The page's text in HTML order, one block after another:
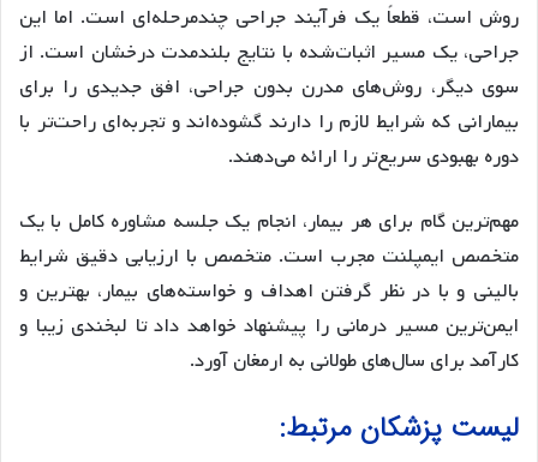
روش است، قطعاً یک فرآیند جراحی چندمرحله‌ای است. اما این
جراحی، یک مسیر اثبات‌شده با نتایج بلندمدت درخشان است. از
سوی دیگر، روش‌های مدرن بدون جراحی، افق جدیدی را برای
بیمارانی که شرایط لازم را دارند گشوده‌اند و تجربه‌ای راحت‌تر با
دوره بهبودی سریع‌تر را ارائه می‌دهند.
مهم‌ترین گام برای هر بیمار، انجام یک جلسه مشاوره کامل با یک
متخصص ایمپلنت مجرب است. متخصص با ارزیابی دقیق شرایط
بالینی و با در نظر گرفتن اهداف و خواسته‌های بیمار، بهترین و
ایمن‌ترین مسیر درمانی را پیشنهاد خواهد داد تا لبخندی زیبا و
کارآمد برای سال‌های طولانی به ارمغان آورد.
لیست پزشکان مرتبط: